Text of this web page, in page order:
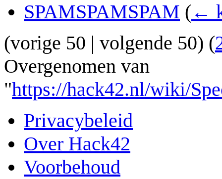
SPAMSPAMSPAM ( ←
(vorige 50 | volgende 50) (
Overgenomen van
"https://hack42.nl/wiki/
Privacybeleid
Over Hack42
Voorbehoud